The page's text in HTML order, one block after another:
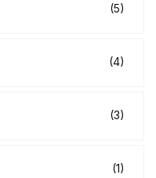
(5)
(4)
(3)
(1)